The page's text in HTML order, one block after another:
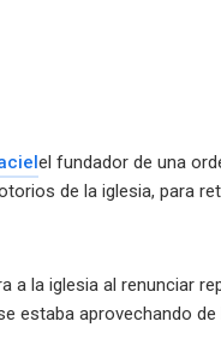
el fundador de una
de la iglesia, para
la iglesia al renunciar
estaba aprovechando de